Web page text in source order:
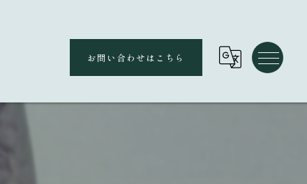
お問い合わせはこちら